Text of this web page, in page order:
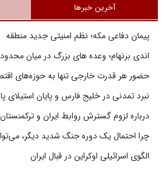
آخرین خبرها
پیمان دفاعی مکه؛ نظم امنیتی جدید منطقه
اندی برنهام؛ وعده های بزرگ در میان
حضور هر قدرت خارجی تنها به حوزه‌های
نبرد تمدنی در خلیج فارس و پایان استیلای
درباره لزوم گسترش روابط ایران و ترکمنستان
چرا احتمال یک دوره جنگ شدید دیگر،
الگوی اسرائیلی اوکراین در قبال ایران